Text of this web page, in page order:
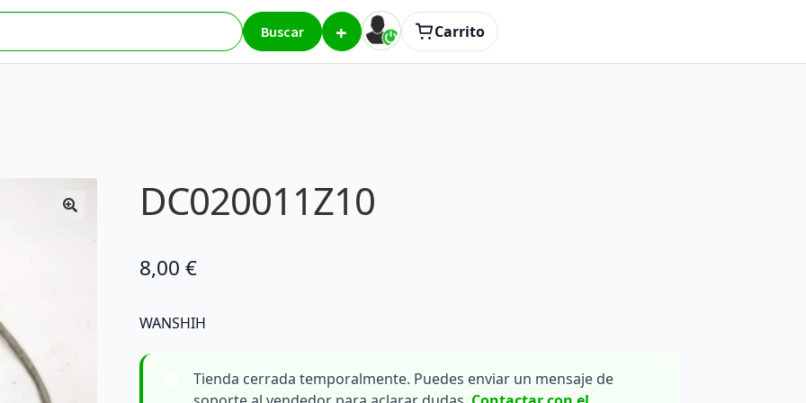
Buscar + Carrito
DC020011Z10
8,00 €
WANSHIH
Tienda cerrada temporalmente. Puedes enviar un mensaje de